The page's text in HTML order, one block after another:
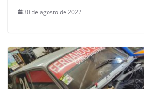
30 de agosto de 2022